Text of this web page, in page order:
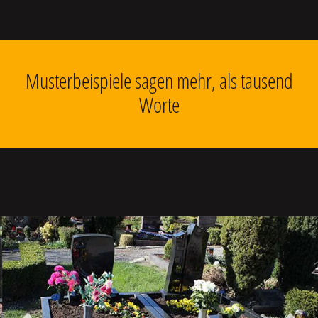
Musterbeispiele sagen mehr, als tausend
Worte